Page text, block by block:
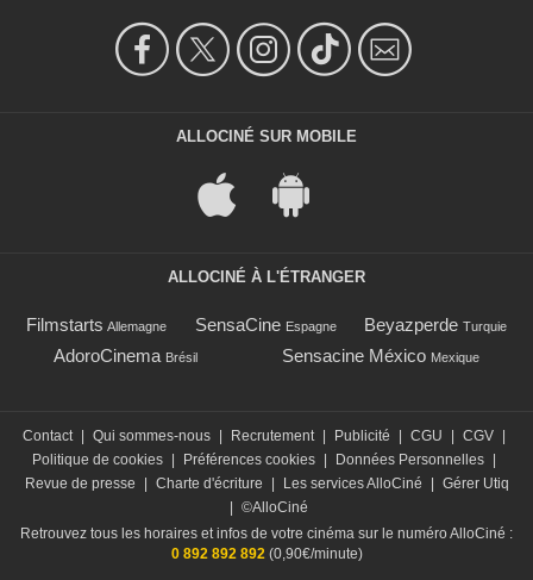
ALLOCINÉ SUR MOBILE
ALLOCINÉ À L'ÉTRANGER
Filmstarts Allemagne SensaCine Espagne Beyazperde Turquie
AdoroCinema Brésil Sensacine México Mexique
Contact Qui sommes-nous Recrutement Publicité CGU CGV
Politique de cookies
Préférences cookies Données Personnelles
Revue de presse
Charte d'écriture Les services AlloCiné
Gérer Utiq
©AlloCiné
Retrouvez tous les horaires et infos de votre cinéma sur le numéro AlloCiné :
0 892 892 892(0,90€/minute)